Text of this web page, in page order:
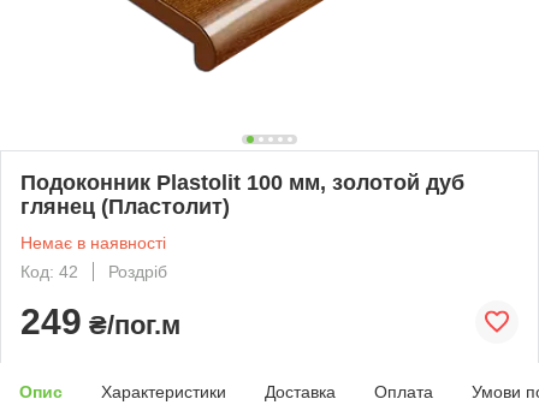
Подоконник Plastolit 100 мм, золотой дуб
глянец (Пластолит)
Немає в наявності
Код: 42
Роздріб
249 ₴/пог.м
Опис Характеристики Доставка Оплата Умови